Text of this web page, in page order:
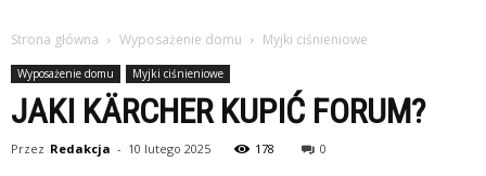
Strona główna Wyposażenie domu Myjki ciśnieniowe
Wyposażenie domu Myjki ciśnieniowe
JAKI KÄRCHER KUPIĆ FORUM?
Przez Redakcja - 10 lutego 2025 178 0